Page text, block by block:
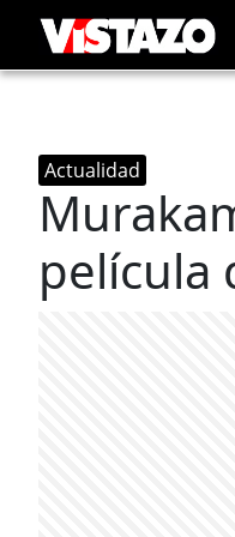
Actualidad
película